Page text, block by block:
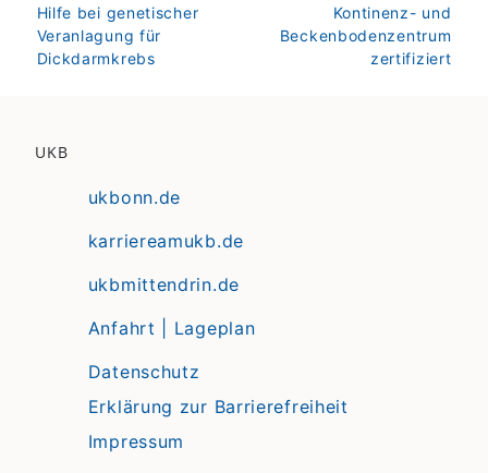
zurück
Hilfe bei genetischer
Veranlagung für
Dickdarmkrebs
weiter
Kontinenz- und
Beckenbodenzentrum
zertifiziert
UKB
ukbonn.de
karriereamukb.de
ukbmittendrin.de
Anfahrt | Lageplan
Datenschutz
Erklärung zur Barrierefreiheit
Impressum